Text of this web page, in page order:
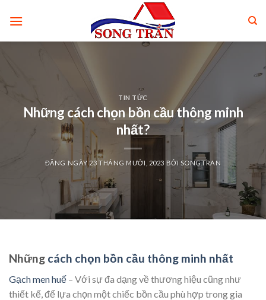
TIN TỨC
Những cách chọn bồn cầu thông minh
nhất?
ĐĂNG NGÀY 23 THÁNG MƯỜI, 2023 BỞI SONGTRAN
Những cách chọn bồn cầu thông minh nhất
Gạch men huế – Với sự đa dạng về thương hiệu cũng như
thiết kế, để lựa chọn một chiếc bồn cầu phù hợp trong gia